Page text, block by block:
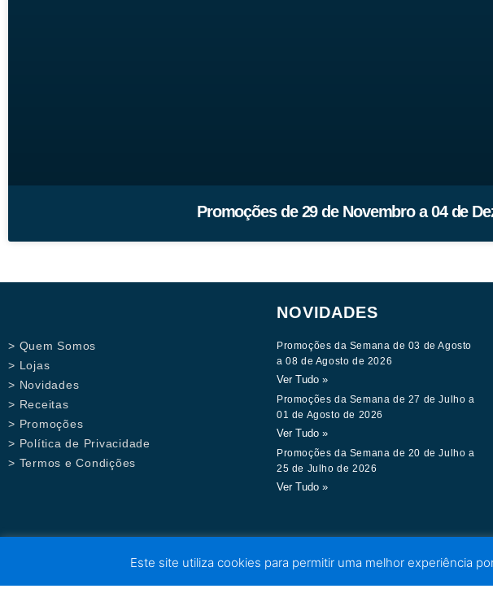
Promoções de 29 de Novembro a 04 de
> Quem Somos
> Lojas
> Novidades
> Receitas
> Promoções
> Política de Privacidade
> Termos e Condições
NOVIDADES
Promoções da Semana de 03 de Agosto
a 08 de Agosto de 2026
Ver Tudo »
Promoções da Semana de 27 de Julho a
01 de Agosto de 2026
Ver Tudo »
Promoções da Semana de 20 de Julho a
25 de Julho de 2026
Ver Tudo »
Este site utiliza cookies para permitir uma melhor experiência